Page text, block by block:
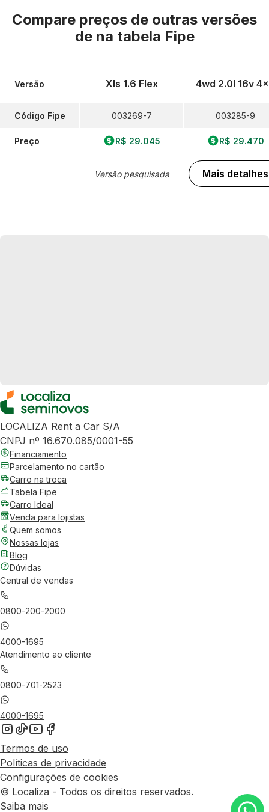
Compare preços de outras versões
de na tabela Fipe
Versão
Código Fipe
Preço
Xls 1.6 Flex
003269-7
R$ 29.045
Versão pesquisada
4wd 2.0l 16v
003285-9
R$ 29.470
Mais detalhes
LOCALIZA Rent a Car S/A
CNPJ nº 16.670.085/0001-55
Financiamento
Parcelamento no cartão
Carro na troca
Tabela Fipe
Carro Ideal
Venda para lojistas
Quem somos
Nossas lojas
Blog
Dúvidas
Central de vendas
0800-200-2000
4000-1695
Atendimento ao cliente
0800-701-2523
4000-1695
Termos de uso
Políticas de privacidade
Configurações de cookies
© Localiza - Todos os direitos reservados.
Saiba mais